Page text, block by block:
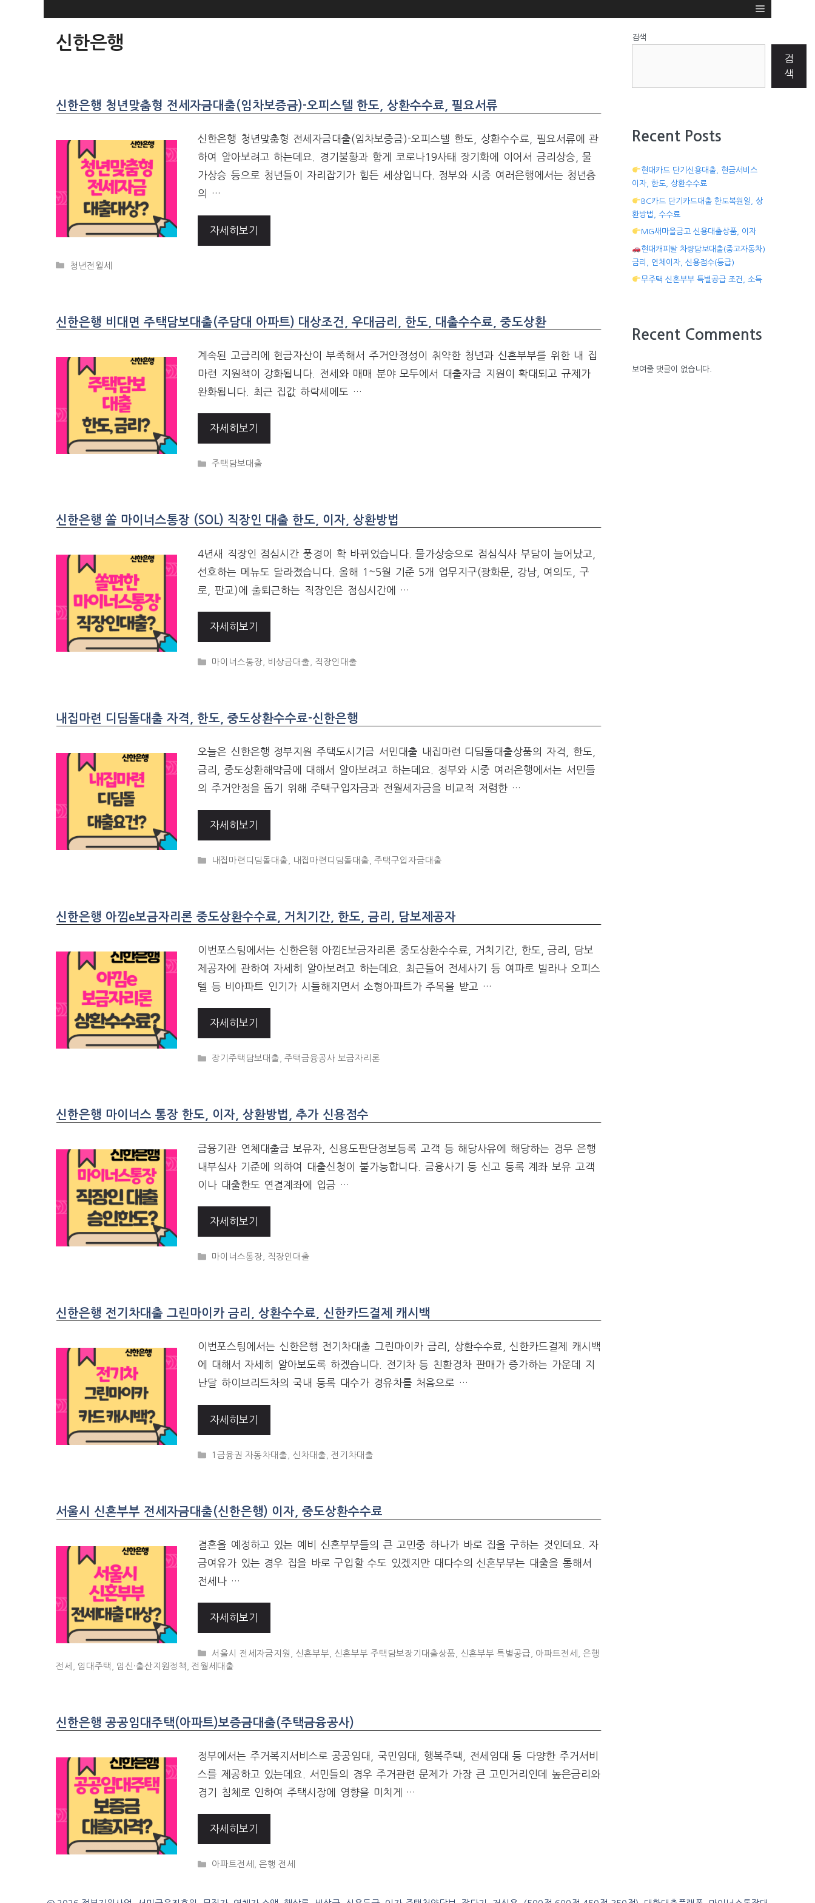
신한은행
신한은행 청년맞춤형 전세자금대출(임차보증금)-오피스텔 한도, 상환수수료, 필요서류
신한은행 청년맞춤형 전세자금대출(임차보증금)-오피스텔 한도, 상환수수료, 필요서류에 관
하여 알아보려고 하는데요. 경기불황과 함게 코로나19사태 장기화에 이어서 금리상승, 물
가상승 등으로 청년들이 자리잡기가 힘든 세상입니다. 정부와 시중 여러은행에서는 청년층
의 …
자세히보기
CATEGORIES
청년전월세
신한은행 비대면 주택담보대출(주담대 아파트) 대상조건, 우대금리, 한도, 대출수수료, 중도상환
계속된 고금리에 현금자산이 부족해서 주거안정성이 취약한 청년과 신혼부부를 위한 내 집
마련 지원책이 강화됩니다. 전세와 매매 분야 모두에서 대출자금 지원이 확대되고 규제가
완화됩니다. 최근 집값 하락세에도 …
자세히보기
CATEGORIES
주택담보대출
신한은행 쏠 마이너스통장 (SOL) 직장인 대출 한도, 이자, 상환방법
4년새 직장인 점심시간 풍경이 확 바뀌었습니다. 물가상승으로 점심식사 부담이 늘어났고,
선호하는 메뉴도 달라졌습니다. 올해 1~5월 기준 5개 업무지구(광화문, 강남, 여의도, 구
로, 판교)에 출퇴근하는 직장인은 점심시간에 …
자세히보기
CATEGORIES
마이너스통장 비상금대출 직장인대출
내집마련 디딤돌대출 자격, 한도, 중도상환수수료-신한은행
오늘은 신한은행 정부지원 주택도시기금 서민대출 내집마련 디딤돌대출상품의 자격, 한도,
금리, 중도상환해약금에 대해서 알아보려고 하는데요. 정부와 시중 여러은행에서는 서민들
의 주거안정을 돕기 위해 주택구입자금과 전월세자금을 비교적 저렴한 …
자세히보기
CATEGORIES
내집마련디딤돌대출 내집마련디딤돌대출 ,주택구입자금대출
신한은행 아낌e보금자리론 중도상환수수료, 거치기간, 한도, 금리, 담보제공자
이번포스팅에서는 신한은행 아낌E보금자리론 중도상환수수료, 거치기간, 한도, 금리, 담보
제공자에 관하여 자세히 알아보려고 하는데요. 최근들어 전세사기 등 여파로 빌라나 오피스
텔 등 비아파트 인기가 시들해지면서 소형아파트가 주목을 받고 …
자세히보기
CATEGORIES
장기주택담보대출 ,주택금융공사 보금자리론
신한은행 마이너스 통장 한도, 이자, 상환방법, 추가 신용점수
금융기관 연체대출금 보유자, 신용도판단정보등록 고객 등 해당사유에 해당하는 경우 은행
내부심사 기준에 의하여 대출신청이 불가능합니다. 금융사기 등 신고 등록 계좌 보유 고객
이나 대출한도 연결계좌에 입금 …
자세히보기
CATEGORIES
마이너스통장 직장인대출
신한은행 전기차대출 그린마이카 금리, 상환수수료, 신한카드결제 캐시백
이번포스팅에서는 신한은행 전기차대출 그린마이카 금리, 상환수수료, 신한카드결제 캐시백
에 대해서 자세히 알아보도록 하겠습니다. 전기차 등 친환경차 판매가 증가하는 가운데 지
난달 하이브리드차의 국내 등록 대수가 경유차를 처음으로 …
자세히보기
CATEGORIES
1금융권 자동차대출 신차대출 ,전기차대출
서울시 신혼부부 전세자금대출(신한은행) 이자, 중도상환수수료
결혼을 예정하고 있는 예비 신혼부부들의 큰 고민중 하나가 바로 집을 구하는 것인데요. 자
금여유가 있는 경우 집을 바로 구입할 수도 있겠지만 대다수의 신혼부부는 대출을 통해서
전세나 …
자세히보기
CATEGORIES
서울시 전세자금지원 신혼부부 신혼부부 주택담보장기대출상품 신혼부부 특별공급 아파트전세 ,은행
전세
임대주택 임신·출산지원정책 전월세대출
신한은행 공공임대주택(아파트)보증금대출(주택금융공사)
정부에서는 주거복지서비스로 공공임대, 국민임대, 행복주택, 전세임대 등 다양한 주거서비
스를 제공하고 있는데요. 서민들의 경우 주거관련 문제가 가장 큰 고민거리인데 높은금리와
경기 침체로 인하여 주택시장에 영향을 미치게 …
자세히보기
CATEGORIES
아파트전세 ,은행 전세
검색
검
색
Recent Posts
현대카드 단기신용대출, 현금서비스
이자, 한도, 상환수수료
BC카드 단기카드대출 한도복원일, 상
환방법, 수수료
MG새마을금고 신용대출상품, 이자
현대캐피탈 차량담보대출(중고자동차)
금리, 연체이자, 신용점수(등급)
무주택 신혼부부 특별공급 조건, 소득
Recent Comments
보여줄 댓글이 없습니다.